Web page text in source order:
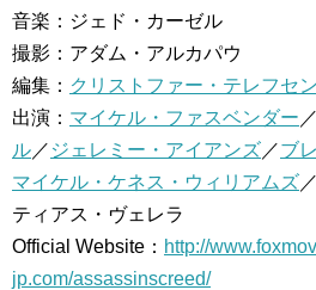
音楽：ジェド・カーゼル
撮影：アダム・アルカパウ
編集： クリストファー・テレフセン
出演： マイケル・ファスベンダー ／
ル／ ジェレミー・アイアンズ／ブ
マイケル・ケネス・ウィリアムズ
ティアス・ヴェレラ
Official Website： http://
jp.com/assassinscreed/